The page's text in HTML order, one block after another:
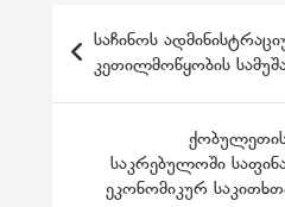
ო
ს
საჩინოს
კეთილმოწყობის
საკრებულოში
ეკონომიკურ